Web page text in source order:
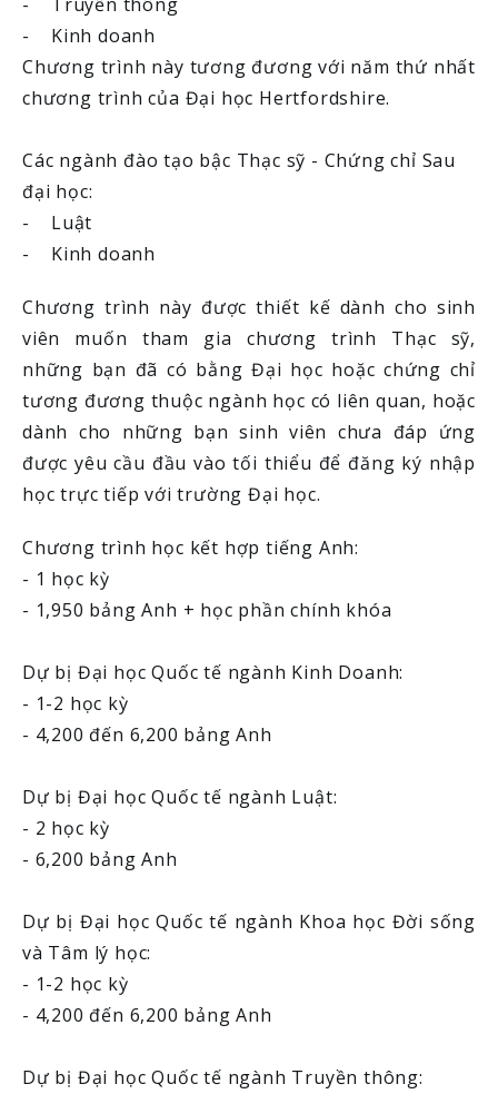
- Kinh doanh
Chương trình này tương đương với năm thứ nhất
chương trình của Đại học Hertfordshire.
Các ngành đào tạo bậc Thạc sỹ - Chứng chỉ Sau
đại học:
- Luật
- Kinh doanh
Chương trình này được thiết kế dành cho sinh
viên muốn tham gia chương trình Thạc sỹ,
những bạn đã có bằng Đại học hoặc chứng chỉ
tương đương thuộc ngành học có liên quan, hoặc
dành cho những bạn sinh viên chưa đáp ứng
được yêu cầu đầu vào tối thiểu để đăng ký nhập
học trực tiếp với trường Đại học.
Chương trình học kết hợp tiếng Anh:
- 1 học kỳ
- 1,950 bảng Anh + học phần chính khóa
Dự bị Đại học Quốc tế ngành Kinh Doanh:
- 1-2 học kỳ
- 4,200 đến 6,200 bảng Anh
Dự bị Đại học Quốc tế ngành Luật:
- 2 học kỳ
- 6,200 bảng Anh
Dự bị Đại học Quốc tế ngành Khoa học Đời sống
và Tâm lý học:
- 1-2 học kỳ
- 4,200 đến 6,200 bảng Anh
Dự bị Đại học Quốc tế ngành Truyền thông: